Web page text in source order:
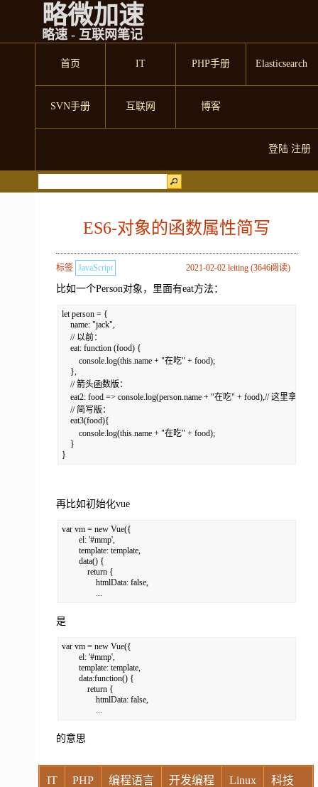
略微加速
略速 - 互联网笔记
首页 IT PHP手册 Elasticsearch
SVN手册 互联网 博客
登陆 注册
ES6-对象的函数属性简写
2021-02-02 leiting (3646阅读)
标签 JavaScript
比如一个Person对象，里面有eat方法：
let person = {
name: "jack",
// 以前：
eat: function (food) {
console.log(this.name + "在吃" + food);
},
// 箭头函数版：
eat2: food => console.log(person.name + "在吃" + food),// 这里拿不到
// 简写版：
eat3(food){
console.log(this.name + "在吃" + food);
}
}
再比如初始化vue
var vm = new Vue({
el: '#mmp',
template: template,
data() {
return {
htmlData: false,
...
是
var vm = new Vue({
el: '#mmp',
template: template,
data:function() {
return {
htmlData: false,
...
的意思
IT PHP 编程语言 开发编程 Linux 科技